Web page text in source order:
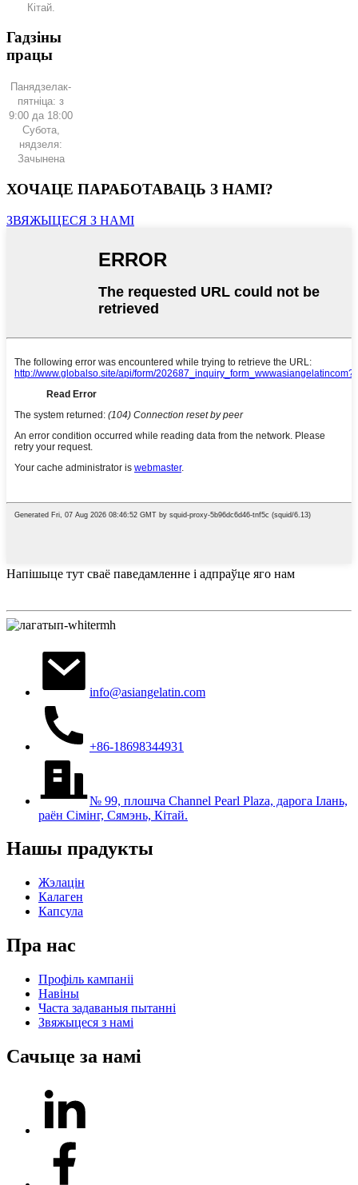
Кітай.
Гадзіны
працы
Панядзелак-
пятніца: з
9:00 да 18:00
Субота,
нядзеля:
Зачынена
ХОЧАЦЕ ПАРАБОТАВАЦЬ З НАМІ?
ЗВЯЖЫЦЕСЯ З НАМІ
Напішыце тут сваё паведамленне і адпраўце яго нам
info@asiangelatin.com
+86-18698344931
№ 99, плошча Channel Pearl Plaza, дарога Ілань,
раён Сімінг, Сямэнь, Кітай.
Нашы прадукты
Жэлацін
Калаген
Капсула
Пра нас
Профіль кампаніі
Навіны
Часта задаваныя пытанні
Звяжыцеся з намі
Сачыце за намі